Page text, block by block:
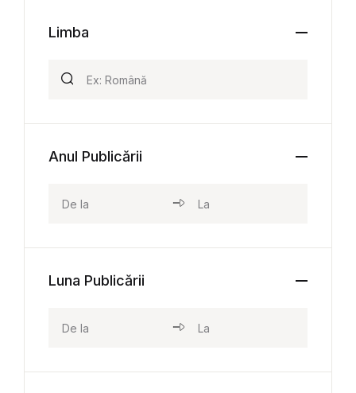
Limba
Anul Publicării
Luna Publicării